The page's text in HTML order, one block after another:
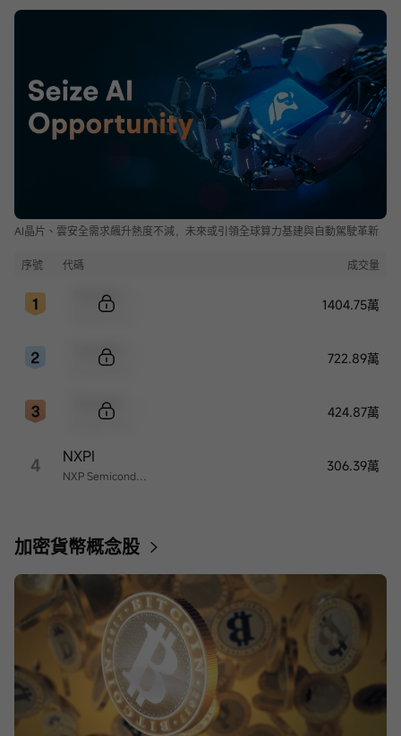
AI晶片、雲安全需求飆升熱度不減，未來或引領全球算力基建與自動駕駛革新
序號 代碼 成交量
1404.75萬
722.89萬
424.87萬
4 NXPI 306.39萬
加密貨幣概念股